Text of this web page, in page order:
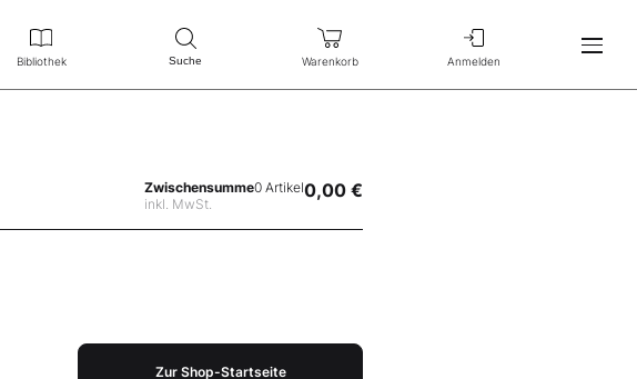
Bibliothek Suche Warenkorb Anmelden
Zwischensumme
inkl. MwSt.
0 Artikel0,00 €
Zur Shop-Startseite